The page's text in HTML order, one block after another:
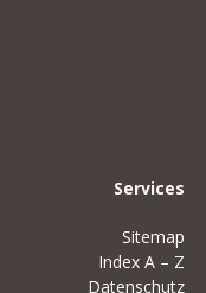
Services
Sitemap
Index A – Z
Datenschutz